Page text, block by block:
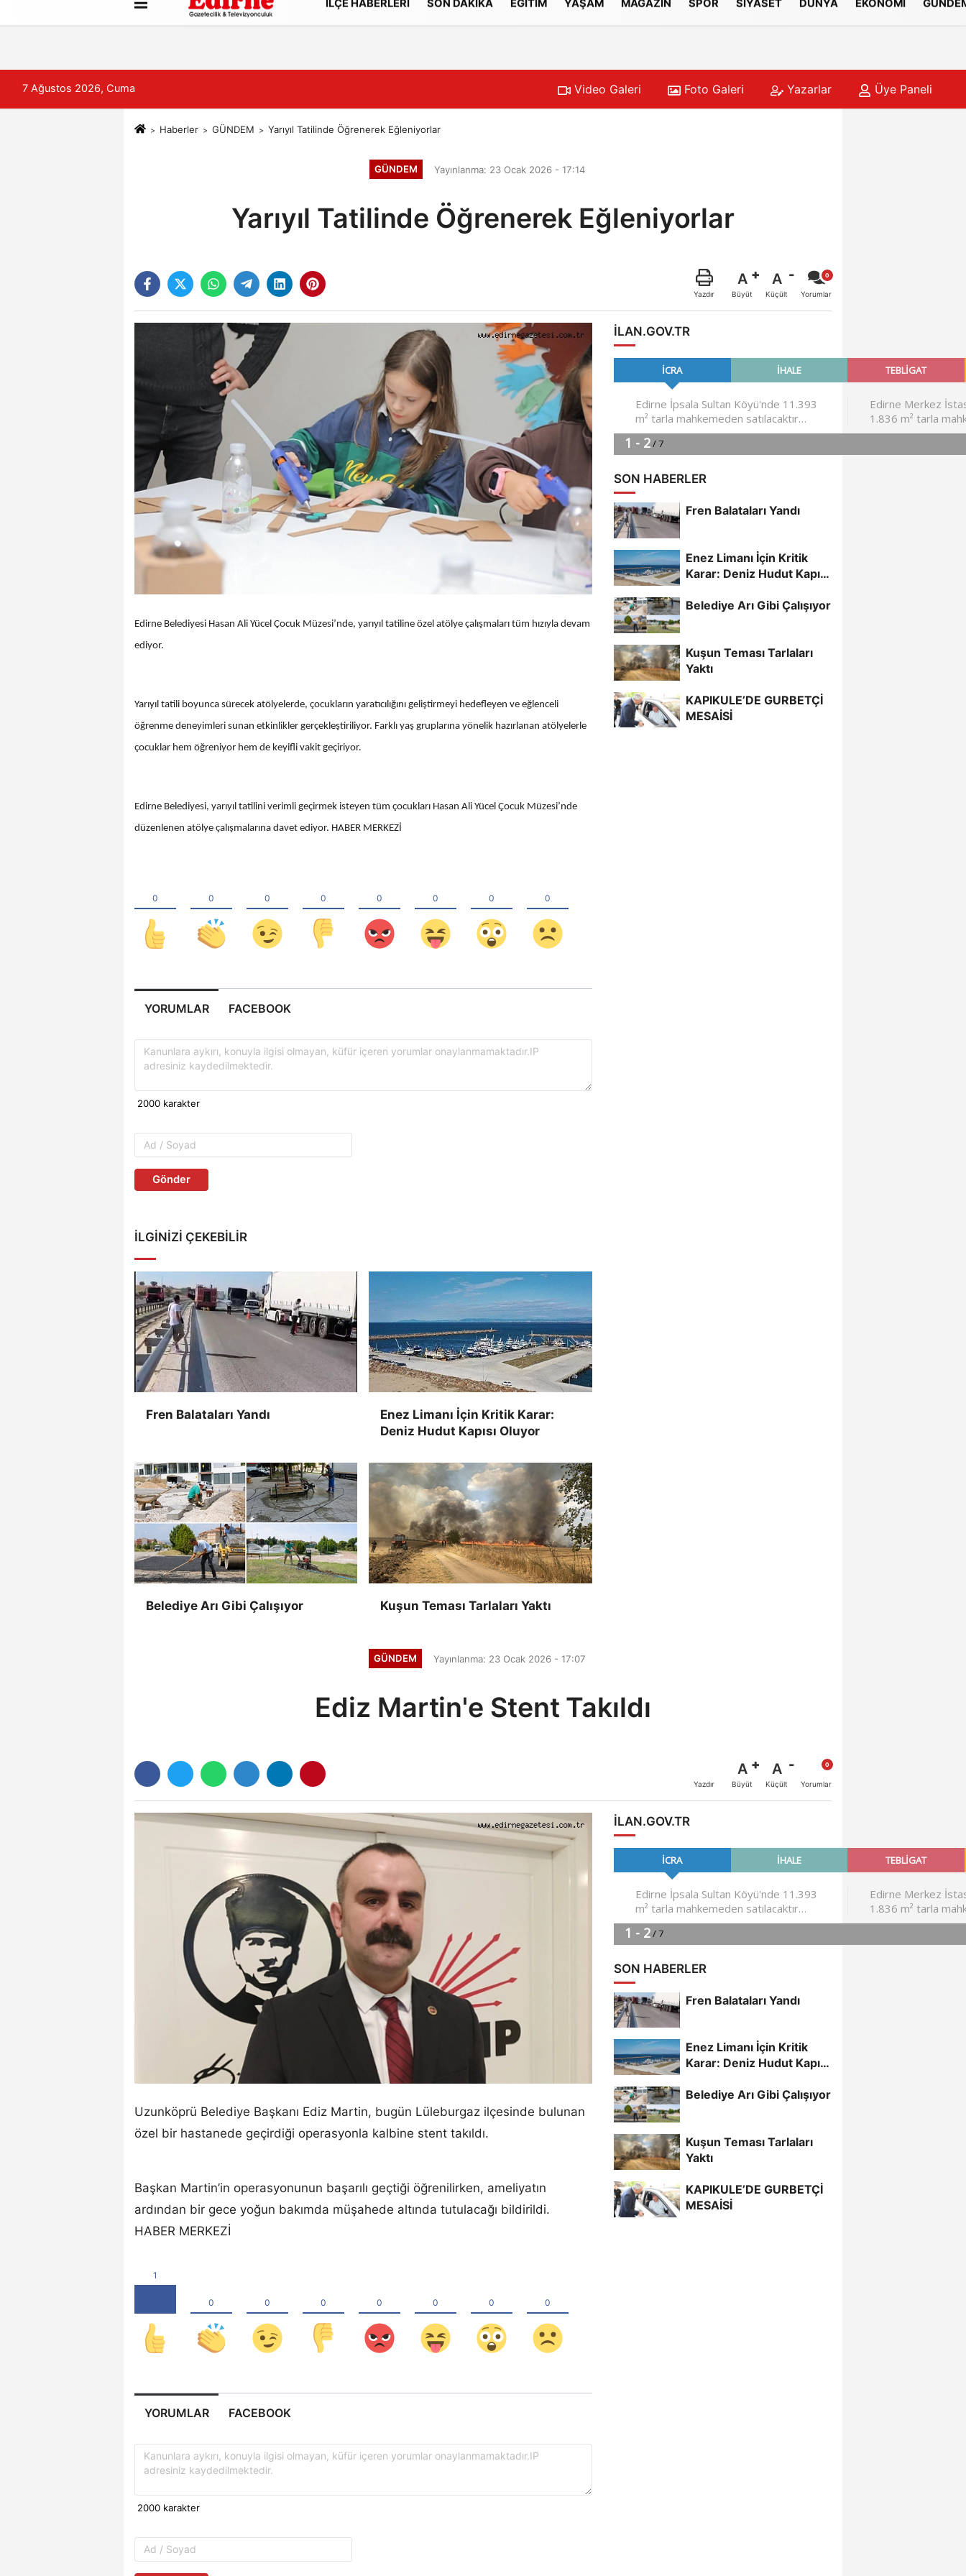
İletişim Çerez Politikası Gizlilik İlkeleri
İLÇE HABERLERİ SON DAKİKA EĞİTİM YAŞAM MAGAZİN SPOR SİYASET DÜNYA EKONOMİ
7 Ağustos 2026, Cuma Video Galeri Foto Galeri Yazarlar Üye Paneli
Haberler GÜNDEM Yarıyıl Tatilinde Öğrenerek Eğleniyorlar
GÜNDEM Yayınlanma: 23 Ocak 2026 - 17:14
Yarıyıl Tatilinde Öğrenerek Eğleniyorlar
Yazdır
A
Büyüt
A
Küçült Yorumlar
Edirne Belediyesi Hasan Ali Yücel Çocuk Müzesi’nde, yarıyıl tatiline özel atölye çalışmaları tüm hızıyla devam
ediyor.
Yarıyıl tatili boyunca sürecek atölyelerde, çocukların yaratıcılığını geliştirmeyi hedefleyen ve eğlenceli
öğrenme deneyimleri sunan etkinlikler gerçekleştiriliyor. Farklı yaş gruplarına yönelik hazırlanan atölyelerle
çocuklar hem öğreniyor hem de keyifli vakit geçiriyor.
Edirne Belediyesi, yarıyıl tatilini verimli geçirmek isteyen tüm çocukları Hasan Ali Yücel Çocuk Müzesi’nde
düzenlenen atölye çalışmalarına davet ediyor. HABER MERKEZİ
YORUMLAR FACEBOOK
Gönder
İLGINIZI ÇEKEBILIR
Fren Balataları Yandı
Enez Limanı İçin Kritik Karar:
Deniz Hudut Kapısı Oluyor
Belediye Arı Gibi Çalışıyor Kuşun Teması Tarlaları Yaktı
ILAN.GOV.TR
SON HABERLER
Fren Balataları Yandı
Enez Limanı İçin Kritik
Karar: Deniz Hudut Kapısı
Belediye Arı Gibi Çalışıyor
Kuşun Teması Tarlaları
Yaktı
KAPIKULE’DE GURBETÇİ
MESAİSİ
GÜNDEM Yayınlanma: 23 Ocak 2026 - 17:07
Ediz Martin'e Stent Takıldı
Yazdır
A
Büyüt
A
Küçült Yorumlar
Uzunköprü Belediye Başkanı Ediz Martin, bugün Lüleburgaz ilçesinde bulunan
özel bir hastanede geçirdiği operasyonla kalbine stent takıldı.
Başkan Martin’in operasyonunun başarılı geçtiği öğrenilirken, ameliyatın
ardından bir gece yoğun bakımda müşahede altında tutulacağı bildirildi.
HABER MERKEZİ
YORUMLAR FACEBOOK
ILAN.GOV.TR
SON HABERLER
Fren Balataları Yandı
Enez Limanı İçin Kritik
Karar: Deniz Hudut Kapısı
Belediye Arı Gibi Çalışıyor
Kuşun Teması Tarlaları
Yaktı
KAPIKULE’DE GURBETÇİ
MESAİSİ